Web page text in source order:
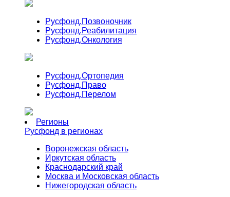
Русфонд.Позвоночник
Русфонд.Реабилитация
Русфонд.Онкология
Русфонд.Ортопедия
Русфонд.Право
Русфонд.Перелом
Регионы
Русфонд в регионах
Воронежская область
Иркутская область
Краснодарский край
Москва и Московская область
Нижегородская область